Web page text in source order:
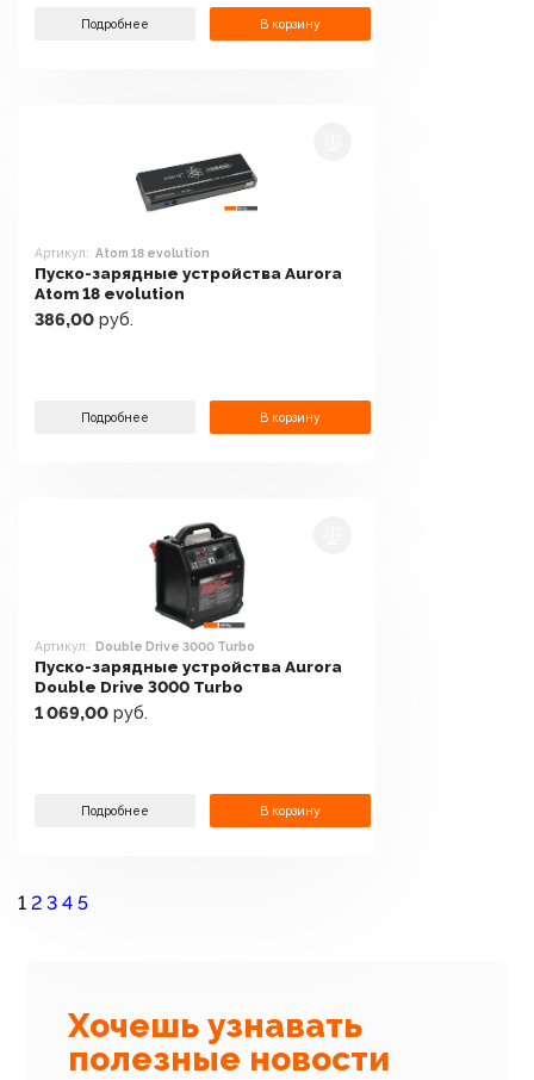
Подробнее В корзину
Артикул: Atom 18 evolution
Пуско-зарядные устройства Aurora
Atom 18 evolution
386,00 руб.
Подробнее В корзину
Артикул: Double Drive 3000 Turbo
Пуско-зарядные устройства Aurora
Double Drive 3000 Turbo
1 069,00 руб.
Подробнее В корзину
1 2 3 4 5
Хочешь узнавать
полезные новости